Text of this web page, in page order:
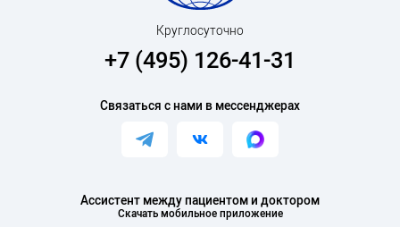
Ассистент между пациентом и доктором
Скачать мобильное приложение
Круглосуточно
+7 (495) 126-41-31
Связаться с нами в мессенджерах